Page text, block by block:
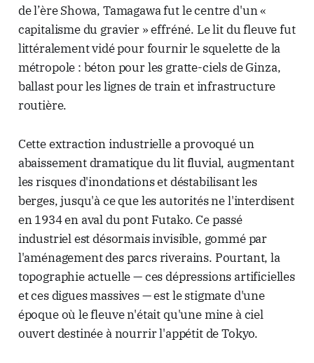
de l’ère Showa, Tamagawa fut le centre d'un «
capitalisme du gravier » effréné. Le lit du fleuve fut
littéralement vidé pour fournir le squelette de la
métropole : béton pour les gratte-ciels de Ginza,
ballast pour les lignes de train et infrastructure
routière.
Cette extraction industrielle a provoqué un
abaissement dramatique du lit fluvial, augmentant
les risques d'inondations et déstabilisant les
berges, jusqu'à ce que les autorités ne l'interdisent
en 1934 en aval du pont Futako. Ce passé
industriel est désormais invisible, gommé par
l'aménagement des parcs riverains. Pourtant, la
topographie actuelle — ces dépressions artificielles
et ces digues massives — est le stigmate d'une
époque où le fleuve n'était qu'une mine à ciel
ouvert destinée à nourrir l'appétit de Tokyo.